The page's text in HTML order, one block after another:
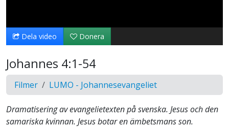
video
Dela video Donera
Johannes 4:1-54
Filmer LUMO - Johannesevangeliet
Dramatisering av evangelietexten på svenska. Jesus och den
samariska kvinnan. Jesus botar en ämbetsmans son.